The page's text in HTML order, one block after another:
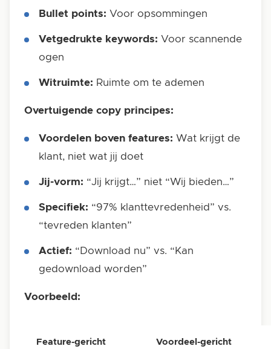
Bullet points: Voor opsommingen
Vetgedrukte keywords: Voor scannende
ogen
Witruimte: Ruimte om te ademen
Overtuigende copy principes:
Voordelen boven features: Wat krijgt de
klant, niet wat jij doet
Jij-vorm: “Jij krijgt…” niet “Wij bieden…”
Specifiek: “97% klanttevredenheid” vs.
“tevreden klanten”
Actief: “Download nu” vs. “Kan
gedownload worden”
Voorbeeld:
Feature-gericht Voordeel-gericht